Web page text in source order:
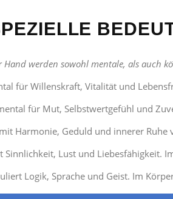
Hand werden sowohl mentale, als auch
für Willenskraft, Vitalität und
für Mut, Selbstwertgefühl und
Harmonie, Geduld und innerer Ruhe
Sinnlichkeit, Lust und Liebesfähigkeit.
Logik, Sprache und Geist. Im